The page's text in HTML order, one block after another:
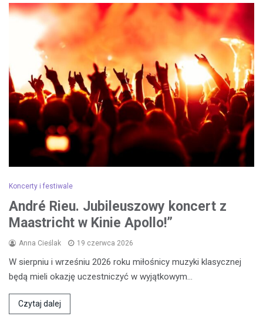
Koncerty i festiwale
André Rieu. Jubileuszowy koncert z
Maastricht w Kinie Apollo!”
Anna Cieślak 19 czerwca 2026
W sierpniu i wrześniu 2026 roku miłośnicy muzyki klasycznej
będą mieli okazję uczestniczyć w wyjątkowym…
Czytaj dalej